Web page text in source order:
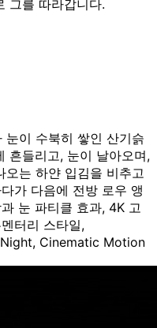
그를 따라갑니다.
눈이 수북히 쌓인 산기슭
흔들리고, 눈이 날아오며,
오는 하얀 입김을 비추고
가 다음에 전방 로우 앵
눈 파티클 효과, 4K 고
터리 스타일,
Cinematic Motion